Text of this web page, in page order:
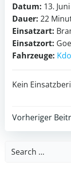
Datum: 13.
Dauer: 22
Einsatzart:
Einsatzort:
Fahrzeuge:
Kein
Post
Vorheriger
Search